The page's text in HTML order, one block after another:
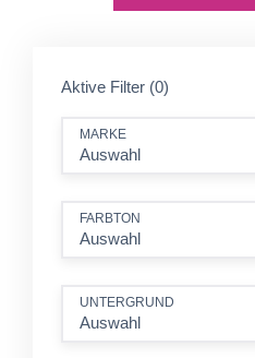
Aktive Filter (0)
MARKE
Auswahl
FARBTON
Auswahl
UNTERGRUND
Auswahl